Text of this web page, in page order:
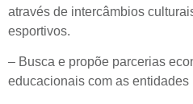
através de intercâmbios
esportivos.
– Busca e propõe parcerias
educacionais com as